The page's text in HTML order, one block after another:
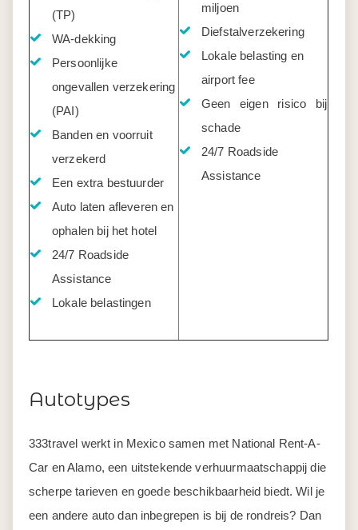
(TP)
WA-dekking
Persoonlijke
ongevallen verzekering
(PAI)
Banden en voorruit
verzekerd
Een extra bestuurder
Auto laten afleveren en
ophalen bij het hotel
24/7 Roadside
Assistance
Lokale belastingen
miljoen
Diefstalverzekering
Lokale belasting en
airport fee
Geen eigen risico bij
schade
24/7 Roadside
Assistance
Autotypes
333travel werkt in Mexico samen met National Rent-A-
Car en Alamo, een uitstekende verhuurmaatschappij die
scherpe tarieven en goede beschikbaarheid biedt. Wil je
een andere auto dan inbegrepen is bij de rondreis? Dan